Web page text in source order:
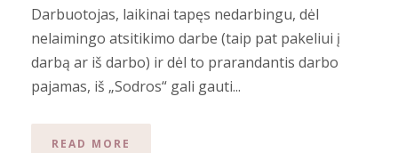
Darbuotojas, laikinai tapęs nedarbingu, dėl
nelaimingo atsitikimo darbe (taip pat pakeliui į
darbą ar iš darbo) ir dėl to prarandantis darbo
pajamas, iš „Sodros“ gali gauti...
READ MORE